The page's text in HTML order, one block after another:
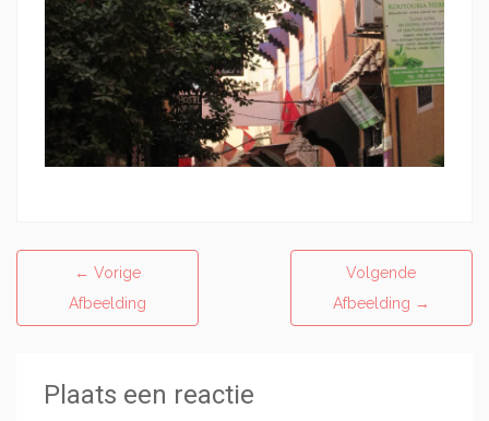
← Vorige
Afbeelding
Volgende
Afbeelding →
Plaats een reactie